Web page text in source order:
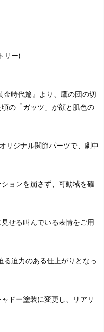
リー)
時代篇』より、鷹の団の切
の「ガッツ」が顔と肌色の
リジナル関節パーツで、劇中
ョンを崩さず、可動域を確
せる叫んでいる表情をご用
る迫力のある仕上がりとなっ
ドー塗装に変更し、リアリ